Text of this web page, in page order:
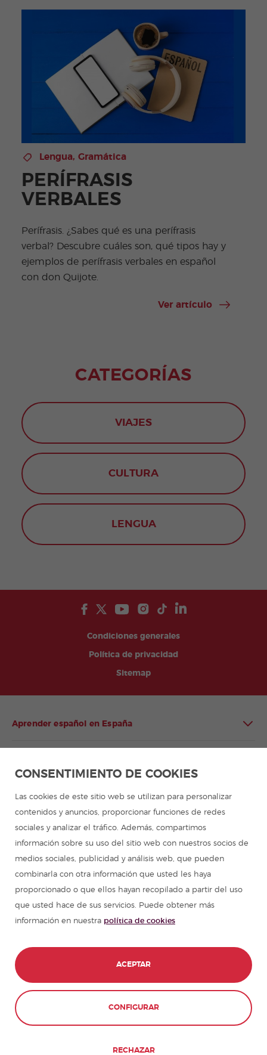
Lengua, Gramática
PERÍFRASIS
VERBALES
Perífrasis. ¿Sabes qué es una perífrasis
verbal? Descubre cuáles son, qué tipos hay y
ejemplos de perífrasis verbales en español
con don Quijote.
Ver artículo
CATEGORÍAS
VIAJES
CULTURA
LENGUA
Condiciones generales
Política de privacidad
Sitemap
Aprender español en España
Campamentos de verano
Cursos de español
Recursos para aprender español
Partners
Guía de viajes en España
Guías de viajes en Latinoamérica
CONSENTIMIENTO DE COOKIES
Las cookies de este sitio web se utilizan para personalizar
contenidos y anuncios, proporcionar funciones de redes
sociales y analizar el tráfico. Además, compartimos
información sobre su uso del sitio web con nuestros socios de
medios sociales, publicidad y análisis web, que pueden
combinarla con otra información que usted les haya
proporcionado o que ellos hayan recopilado a partir del uso
que usted hace de sus servicios. Puede obtener más
información en nuestra política de cookies
RECHAZAR
CONFIGURAR
ACEPTAR